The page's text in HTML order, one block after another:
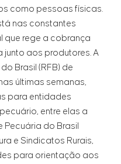
como pessoas físicas.
nas constantes
que rege a cobrança
aos produtores. A
Brasil (RFB) de
últimas semanas,
para entidades
entre elas a
do Brasil
e Sindicatos Rurais,
para orientação aos